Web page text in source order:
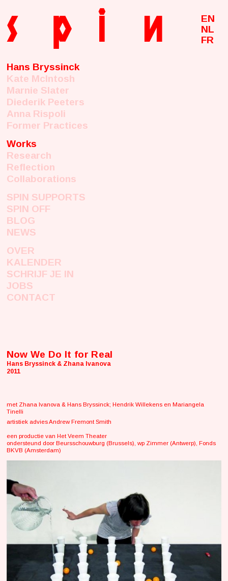
s p i n
Hans Bryssinck
Kate McIntosh
Marnie Slater
Diederik Peeters
Anna Rispoli
Former Practices
Works
Research
Reflection
Collaborations
SPIN SUPPORTS
SPIN OFF
BLOG
NEWS
OVER
KALENDER
SCHRIJF JE IN
JOBS
CONTACT
EN
NL
FR
Now We Do It for Real
Hans Bryssinck & Zhana Ivanova
2011
met Zhana Ivanova & Hans Bryssinck; Hendrik Willekens en Mariangela
Tinelli
artistiek advies Andrew Fremont Smith
een productie van Het Veem Theater
ondersteund door Beursschouwburg (Brussels), wp Zimmer (Antwerp), Fonds
BKVB (Amsterdam)